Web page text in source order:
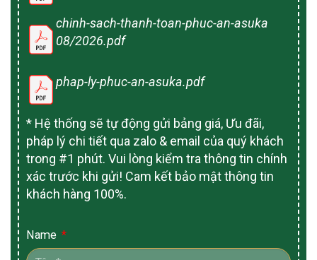
chinh-sach-thanh-toan-phuc-an-asuka
08/2026.pdf
phap-ly-phuc-an-asuka.pdf
* Hệ thống sẽ tự động gửi bảng giá, Ưu đãi,
pháp lý chi tiết qua zalo & email của quý khách
trong #1 phút. Vui lòng kiểm tra thông tin chính
xác trước khi gửi! Cam kết bảo mật thông tin
khách hàng 100%.
Name